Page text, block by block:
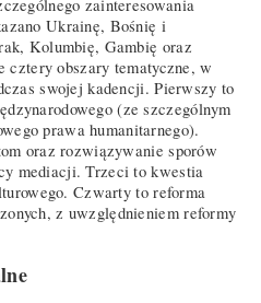
zainteresowania
Ukrainę, Bośnię i
Kolumbię, Gambię oraz
cztery obszary tematyczne, w
swojej kadencji. Pierwszy to
(ze szczególnym
prawa humanitarnego).
oraz rozwiązywanie sporów
mediacji. Trzeci to kwestia
Czwarty to reforma
z uwzględnieniem reformy